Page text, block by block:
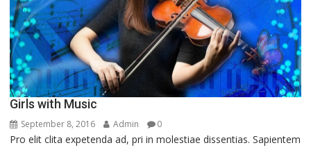
Girls with Music
September 8, 2016 Admin 0
Pro elit clita expetenda ad, pri in molestiae dissentias. Sapientem